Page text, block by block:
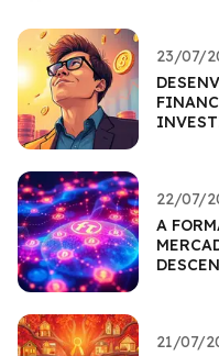
23/07/
22/07/
A
21/07/